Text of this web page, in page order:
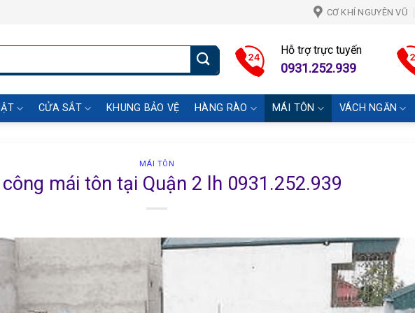
CƠ KHÍ NGUYÊN VŨ
Hỗ trợ trực tuyến
0931.252.939
CỬA SẮT KHUNG BẢO VỆ HÀNG RÀO MÁI TÔN VÁCH NGĂN
MÁI TÔN
mái tôn tại Quận 2 lh 0931.252.939